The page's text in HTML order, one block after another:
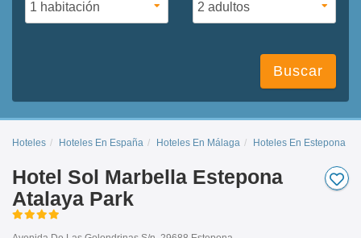
Buscar
Hoteles Hoteles En España Hoteles En Málaga Hoteles En Estepona
Hotel Sol Marbella Estepona
Atalaya Park